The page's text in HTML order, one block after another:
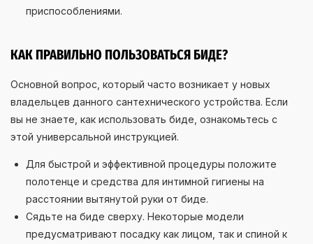
приспособлениями.
КАК ПРАВИЛЬНО ПОЛЬЗОВАТЬСЯ БИДЕ?
Основной вопрос, который часто возникает у новых
владельцев данного сантехнического устройства. Если
вы не знаете, как использовать биде, ознакомьтесь с
этой универсальной инструкцией.
Для быстрой и эффективной процедуры положите
полотенце и средства для интимной гигиены на
расстоянии вытянутой руки от биде.
Сядьте на биде сверху. Некоторые модели
предусматривают посадку как лицом, так и спиной к